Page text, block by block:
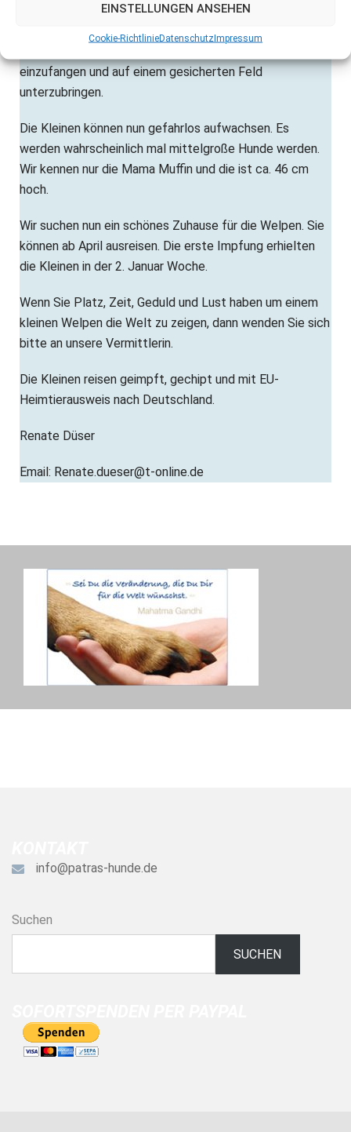
EINSTELLUNGEN ANSEHEN
Cookie-RichtlinieDatenschutzImpressum
die Welpen und versuchten sie der Hündin weg zu
nehmen. Muffin beschützte ihre Welpen und den
einzufangen und auf einem gesicherten Feld
unterzubringen.
Die Kleinen können nun gefahrlos aufwachsen. Es
werden wahrscheinlich mal mittelgroße Hunde werden.
Wir kennen nur die Mama Muffin und die ist ca. 46 cm
hoch.
Wir suchen nun ein schönes Zuhause für die Welpen. Sie
können ab April ausreisen. Die erste Impfung erhielten
die Kleinen in der 2. Januar Woche.
Wenn Sie Platz, Zeit, Geduld und Lust haben um einem
kleinen Welpen die Welt zu zeigen, dann wenden Sie sich
bitte an unsere Vermittlerin.
Die Kleinen reisen geimpft, gechipt und mit EU-
Heimtierausweis nach Deutschland.
Renate Düser
Email: Renate.dueser@t-online.de
info@patras-hunde.de
Suchen
SUCHEN